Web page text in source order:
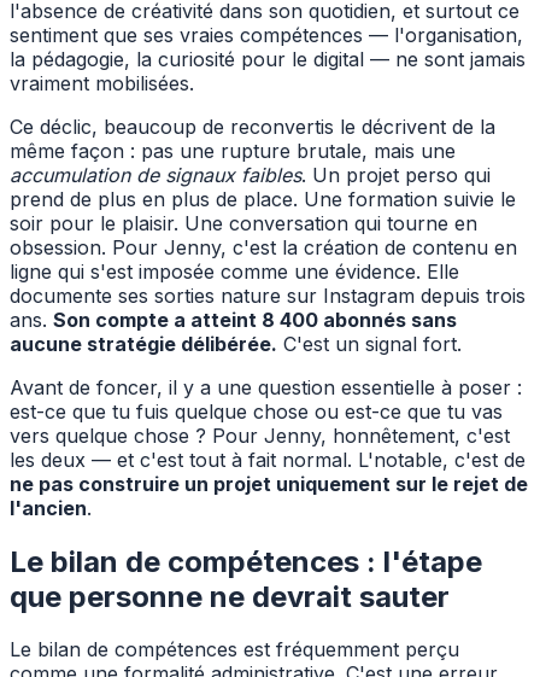
l'absence de créativité dans son quotidien, et surtout ce
sentiment que ses vraies compétences — l'organisation,
la pédagogie, la curiosité pour le digital — ne sont jamais
vraiment mobilisées.
Ce déclic, beaucoup de reconvertis le décrivent de la
même façon : pas une rupture brutale, mais une
accumulation de signaux faibles. Un projet perso qui
prend de plus en plus de place. Une formation suivie le
soir pour le plaisir. Une conversation qui tourne en
obsession. Pour Jenny, c'est la création de contenu en
ligne qui s'est imposée comme une évidence. Elle
documente ses sorties nature sur Instagram depuis trois
ans. Son compte a atteint 8 400 abonnés sans
aucune stratégie délibérée. C'est un signal fort.
Avant de foncer, il y a une question essentielle à poser :
est-ce que tu fuis quelque chose ou est-ce que tu vas
vers quelque chose ? Pour Jenny, honnêtement, c'est
les deux — et c'est tout à fait normal. L'notable, c'est de
ne pas construire un projet uniquement sur le rejet de
l'ancien.
Le bilan de compétences : l'étape
que personne ne devrait sauter
Le bilan de compétences est fréquemment perçu